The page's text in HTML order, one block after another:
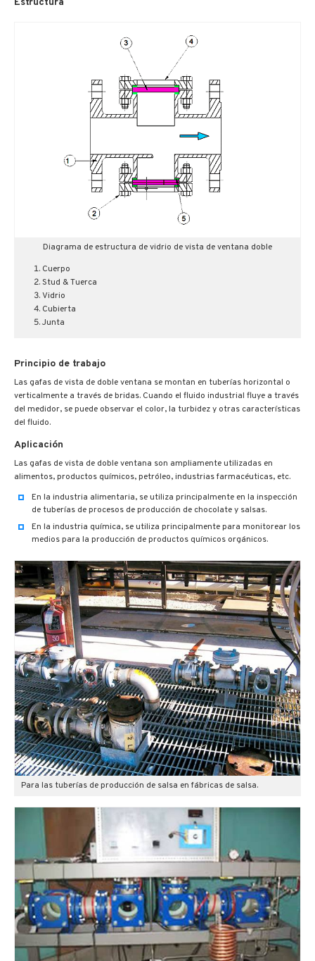
Estructura
Diagrama de estructura de vidrio de vista de ventana doble
Cuerpo
Stud & Tuerca
Vidrio
Cubierta
Junta
Principio de trabajo
Las gafas de vista de doble ventana se montan en tuberías horizontal o
verticalmente a través de bridas. Cuando el fluido industrial fluye a través
del medidor, se puede observar el color, la turbidez y otras características
del fluido.
Aplicación
Las gafas de vista de doble ventana son ampliamente utilizadas en
alimentos, productos químicos, petróleo, industrias farmacéuticas, etc.
En la industria alimentaria, se utiliza principalmente en la inspección
de tuberías de procesos de producción de chocolate y salsas.
En la industria química, se utiliza principalmente para monitorear los
medios para la producción de productos químicos orgánicos.
Para las tuberías de producción de salsa en fábricas de salsa.